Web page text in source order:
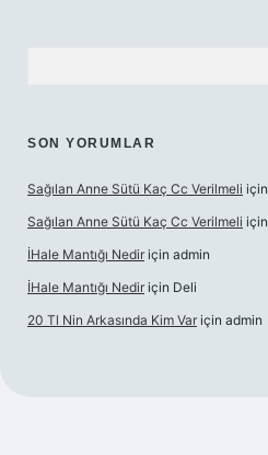
SON YORUMLAR
Sağılan Anne Sütü Kaç Cc Verilmeli için
Sağılan Anne Sütü Kaç Cc Verilmeli için
İHale Mantığı Nedir için admin
İHale Mantığı Nedir için Deli
20 Tl Nin Arkasında Kim Var için admin